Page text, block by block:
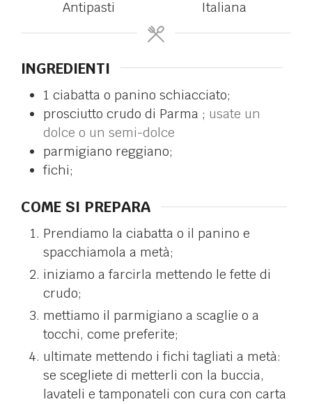
Antipasti
Italiana
INGREDIENTI
1 ciabatta o panino schiacciato;
prosciutto crudo di Parma ; usate un
dolce o un semi-dolce
parmigiano reggiano;
fichi;
COME SI PREPARA
Prendiamo la ciabatta o il panino e
spacchiamola a metà;
iniziamo a farcirla mettendo le fette di
crudo;
mettiamo il parmigiano a scaglie o a
tocchi, come preferite;
ultimate mettendo i fichi tagliati a metà:
se scegliete di metterli con la buccia,
lavateli e tamponateli con cura con carta